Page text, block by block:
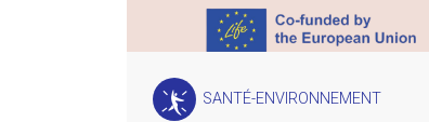
SANTÉ-ENVIRONNEMENT